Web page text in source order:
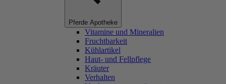
Pferde Apotheke
Vitamine und Mineralien
Fruchtbarkeit
Kühlartikel
Haut- und Fellpflege
Kräuter
Verhalten